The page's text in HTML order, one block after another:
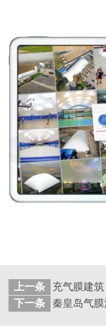
上一条
充气膜建筑
下一条
秦皇岛气